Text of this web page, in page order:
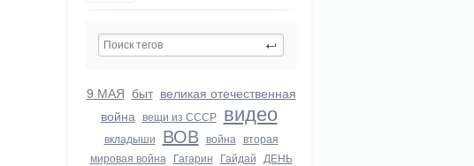
9 МАЯ быт великая отечественная
война вещи из СССР видео
вкладыши ВОВ война вторая
мировая война Гагарин Гайдай ДЕНЬ